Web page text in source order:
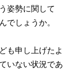
姿勢に関して
でしょうか。
も申し上げたよ
いない状況であ